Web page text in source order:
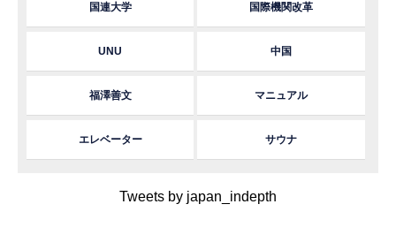
国連大学 国際機関改革
UNU 中国
福澤善文 マニュアル
エレベーター サウナ
Tweets by japan_indepth